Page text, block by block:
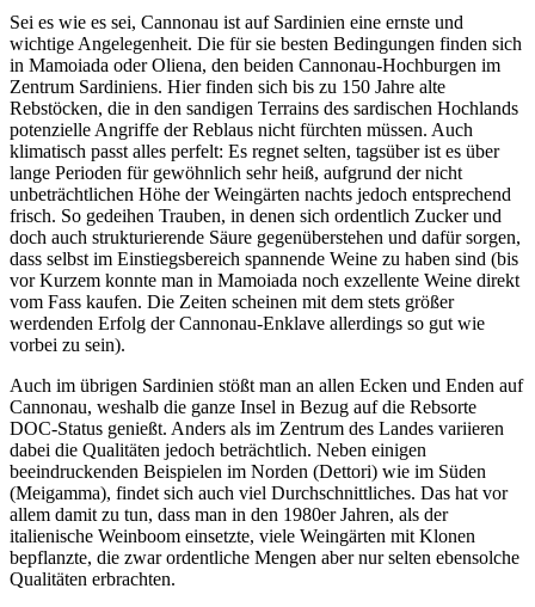
Sei es wie es sei, Cannonau ist auf Sardinien eine ernste und
wichtige Angelegenheit. Die für sie besten Bedingungen finden sich
in Mamoiada oder Oliena, den beiden Cannonau-Hochburgen im
Zentrum Sardiniens. Hier finden sich bis zu 150 Jahre alte
Rebstöcken, die in den sandigen Terrains des sardischen Hochlands
potenzielle Angriffe der Reblaus nicht fürchten müssen. Auch
klimatisch passt alles perfelt: Es regnet selten, tagsüber ist es über
lange Perioden für gewöhnlich sehr heiß, aufgrund der nicht
unbeträchtlichen Höhe der Weingärten nachts jedoch entsprechend
frisch. So gedeihen Trauben, in denen sich ordentlich Zucker und
doch auch strukturierende Säure gegenüberstehen und dafür sorgen,
dass selbst im Einstiegsbereich spannende Weine zu haben sind (bis
vor Kurzem konnte man in Mamoiada noch exzellente Weine direkt
vom Fass kaufen. Die Zeiten scheinen mit dem stets größer
werdenden Erfolg der Cannonau-Enklave allerdings so gut wie
vorbei zu sein).
Auch im übrigen Sardinien stößt man an allen Ecken und Enden auf
Cannonau, weshalb die ganze Insel in Bezug auf die Rebsorte
DOC-Status genießt. Anders als im Zentrum des Landes variieren
dabei die Qualitäten jedoch beträchtlich. Neben einigen
beeindruckenden Beispielen im Norden (Dettori) wie im Süden
(Meigamma), findet sich auch viel Durchschnittliches. Das hat vor
allem damit zu tun, dass man in den 1980er Jahren, als der
italienische Weinboom einsetzte, viele Weingärten mit Klonen
bepflanzte, die zwar ordentliche Mengen aber nur selten ebensolche
Qualitäten erbrachten.